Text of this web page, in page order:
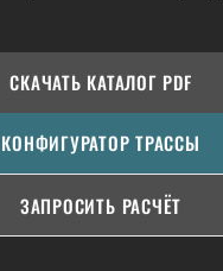
СКАЧАТЬ КАТАЛОГ PDF
КОНФИГУРАТОР ТРАССЫ
ЗАПРОСИТЬ РАСЧЁТ